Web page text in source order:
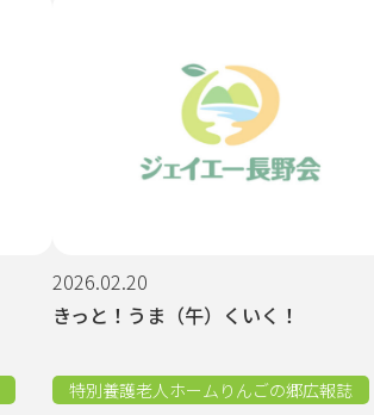
きっと！うま（午）くいく！
2026.02.20
特別養護老人ホームりんごの郷広報誌